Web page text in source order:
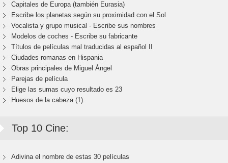
Capitales de Europa (también Eurasia)
Escribe los planetas según su proximidad con el Sol
Vocalista y grupo musical - Escribe sus nombres
Modelos de coches - Escribe su fabricante
Títulos de películas mal traducidas al español II
Ciudades romanas en Hispania
Obras principales de Miguel Ángel
Parejas de película
Elige las sumas cuyo resultado es 23
Huesos de la cabeza (1)
Top 10 Cine:
Adivina el nombre de estas 30 películas